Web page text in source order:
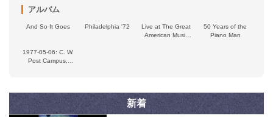
アルバム
And So It Goes Philadelphia '72
Live at The Great
American Music
50 Years of the
Piano Man
1977‐05‐06: C. W.
Post Campus,
USA
新着